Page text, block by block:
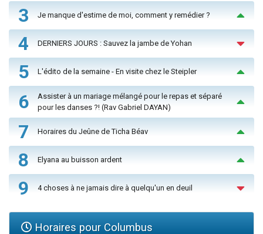
3 Je manque d'estime de moi, comment y remédier ?
4 DERNIERS JOURS : Sauvez la jambe de Yohan
5 L'édito de la semaine - En visite chez le Steipler
6
Assister à un mariage mélangé pour le repas et séparé
pour les danses ?! (Rav Gabriel DAYAN)
7 Horaires du Jeûne de Ticha Béav
8 Elyana au buisson ardent
9 4 choses à ne jamais dire à quelqu'un en deuil
Horaires pour Columbus